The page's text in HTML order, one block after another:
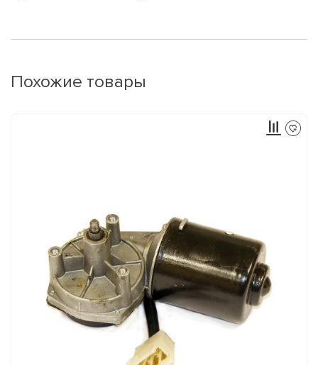
Похожие товары